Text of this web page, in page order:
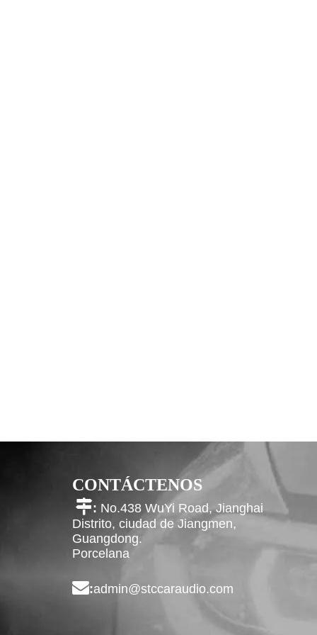
CONTÁCTENOS
: No.438 WuYi Road, Jianghai
Distrito, ciudad de Jiangmen,
Guangdong.
Porcelana
:admin@stccaraudio.com